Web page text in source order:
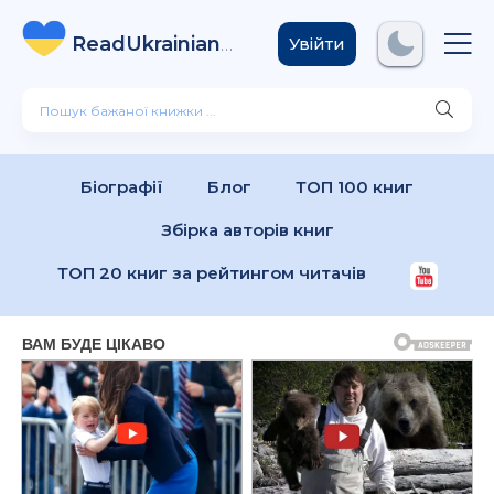
ReadUkrainian
Books .com
Увійти
Біографії Блог ТОП 100 книг
Збірка авторів книг
ТОП 20 книг за рейтингом читачів